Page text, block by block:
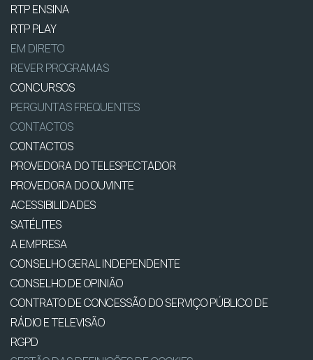
RTP ENSINA
RTP PLAY
EM DIRETO
REVER PROGRAMAS
CONCURSOS
PERGUNTAS FREQUENTES
CONTACTOS
CONTACTOS
PROVEDORA DO TELESPECTADOR
PROVEDORA DO OUVINTE
ACESSIBILIDADES
SATÉLITES
A EMPRESA
CONSELHO GERAL INDEPENDENTE
CONSELHO DE OPINIÃO
CONTRATO DE CONCESSÃO DO SERVIÇO PÚBLICO DE
RÁDIO E TELEVISÃO
RGPD